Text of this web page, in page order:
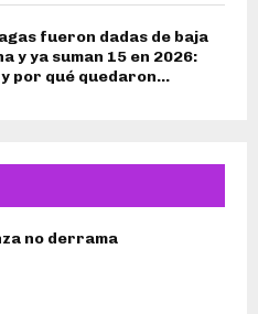
fueron dadas de baja
y ya suman 15 en 2026:
por qué quedaron...
no derrama